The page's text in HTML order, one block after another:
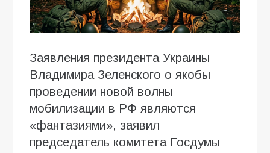
Заявления президента Украины
Владимира Зеленского о якобы
проведении новой волны
мобилизации в РФ являются
«фантазиями», заявил
председатель комитета Госдумы